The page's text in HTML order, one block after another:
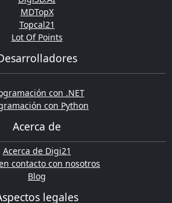
MDTopX
Topcal21
Lot Of Points
con .NET
con Python
Acerca de
Acerca de Digi21
contacto con nosotros
Blog
legales